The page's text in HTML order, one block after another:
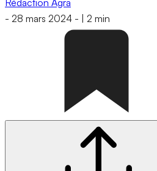
- 28 mars 2024 - 2 min